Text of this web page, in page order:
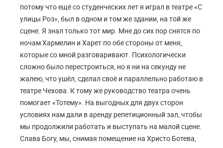
потому что ещё со студенческих лет я играл в театре «С
улицы Роз», был в одном и том же здании, на той же
сцене. Я знал только тот мир. Мне до сих пор снятся по
ночам Хармелин и Харет по обе стороны от меня,
которые со мной разговаривают. Психологически
сложно было перестроиться, но я ни на секунду не
жалею, что ушёл, сделал своё и параллельно работаю в
театре Чехова. К тому же руководство театра очень
помогает «Тотему». На выгодных для двух сторон
условиях нам дали в аренду репетиционный зал, чтобы
мы продолжили работать и выступать на малой сцене.
Слава Богу, мы, снимая помещение на Христо Ботева,